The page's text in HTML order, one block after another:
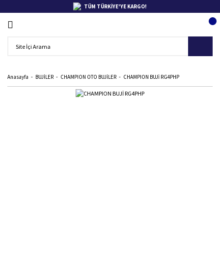
TÜM TÜRKİYE'YE KARGO!
Anasayfa BUJİLER CHAMPION OTO BUJİLER CHAMPION BUJİ RG4PHP